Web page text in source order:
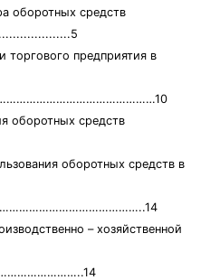
оборотных средств
торгового предприятия в
оборотных средств
оборотных средств в
– хозяйственной